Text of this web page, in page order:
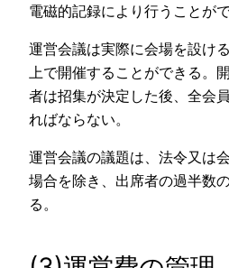
電磁的記録により行うことがで
運営会議は実際に会場を設け
上で開催することができる。
者は招集が決定した後、全会
ればならない。
運営会議の議題は、法令又は
場合を除き、出席者の過半数
る。